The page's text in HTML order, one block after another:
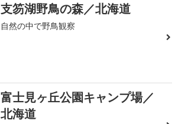
支笏湖野鳥の森／北海道
自然の中で野鳥観察
富士見ヶ丘公園キャンプ場／
北海道